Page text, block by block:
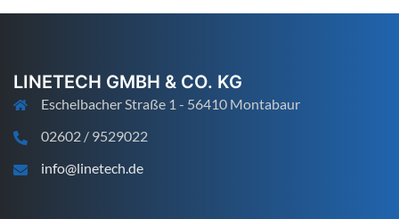
LINETECH GMBH & CO. KG
Eschelbacher Straße 1 - 56410 Montabaur
02602 / 9529022
info@linetech.de